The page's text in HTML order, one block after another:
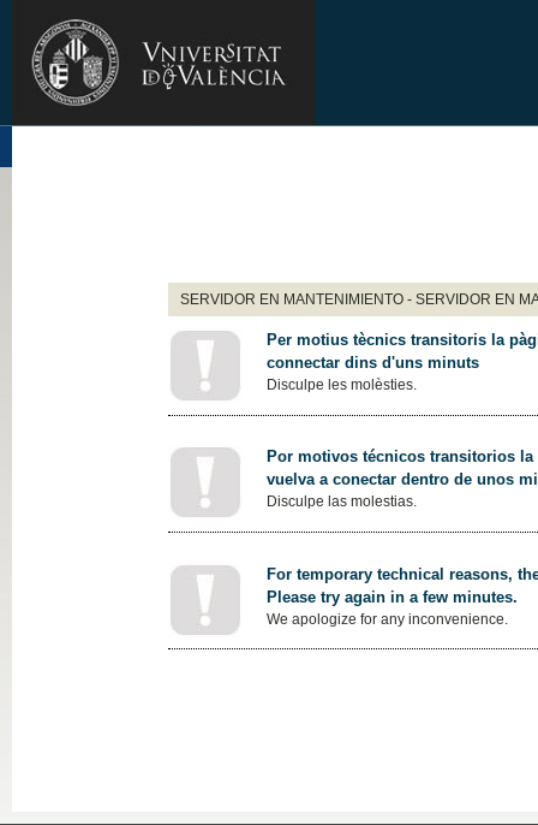
SERVIDOR EN MANTENIMIENTO - SERVIDOR EN
Per motius tècnics transitoris la
connectar dins d'uns minuts
Disculpe les molèsties.
Por motivos técnicos transitorios
vuelva a conectar dentro de unos
Disculpe las molestias.
For temporary technical reasons,
Please try again in a few minutes.
We apologize for any inconvenience.